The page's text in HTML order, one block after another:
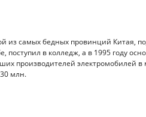
из самых бедных провинций Китая,
поступил в колледж, а в 1995 году
производителей электромобилей
млн.